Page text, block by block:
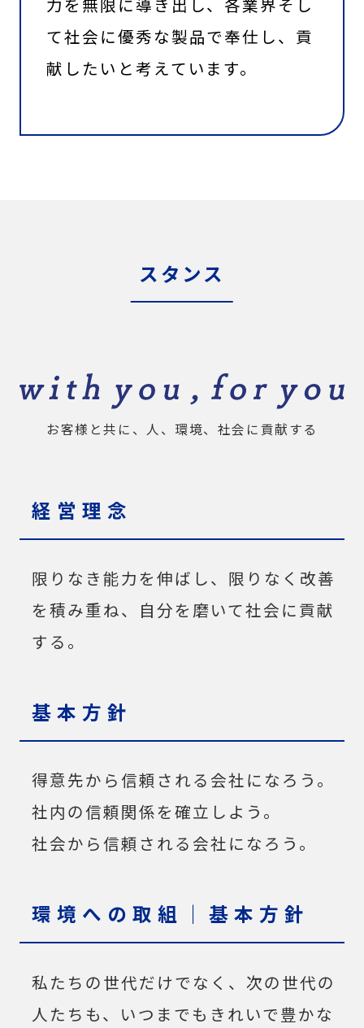
て社会に優秀な製品で奉仕し、貢
献したいと考えています。
スタンス
お客様と共に、人、環境、社会に貢献する
経営理念
限りなき能力を伸ばし、限りなく改善
を積み重ね、自分を磨いて社会に貢献
する。
基本方針
得意先から信頼される会社になろう。
社内の信頼関係を確立しよう。
社会から信頼される会社になろう。
環境への取組｜基本方針
私たちの世代だけでなく、次の世代の
人たちも、いつまでもきれいで豊かな